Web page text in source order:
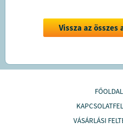
Vissza az összes
FŐOLDAL
VÁSÁRLÁSI